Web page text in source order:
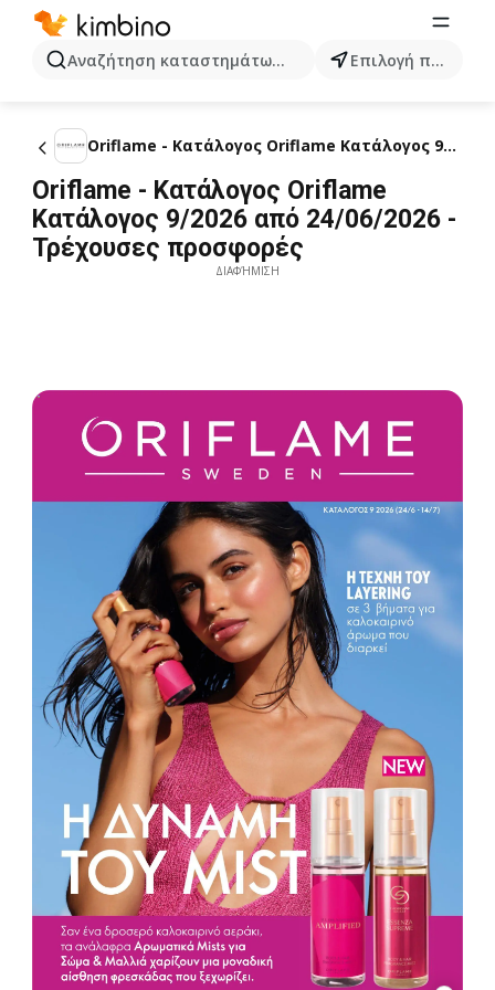
Αναζήτηση καταστημάτων, κατηγοριών, προϊόντων...
Επιλογή πόλης
Oriflame - Kατάλογος Oriflame Kατάλογος 9/2026
Oriflame - Kατάλογος Oriflame
Kατάλογος 9/2026 από 24/06/2026 -
Τρέχουσες προσφορές
ΔΙΑΦΉΜΙΣΗ